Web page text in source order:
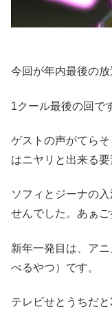
今回が年内最後の放
1クール最後の回で
ゲストの声がてら
はニヤリと出来る要
ソフィとジーナの
せんでした。あぁご
新年一発目は、ア
べるやつ）です。
テレビせとうちだと